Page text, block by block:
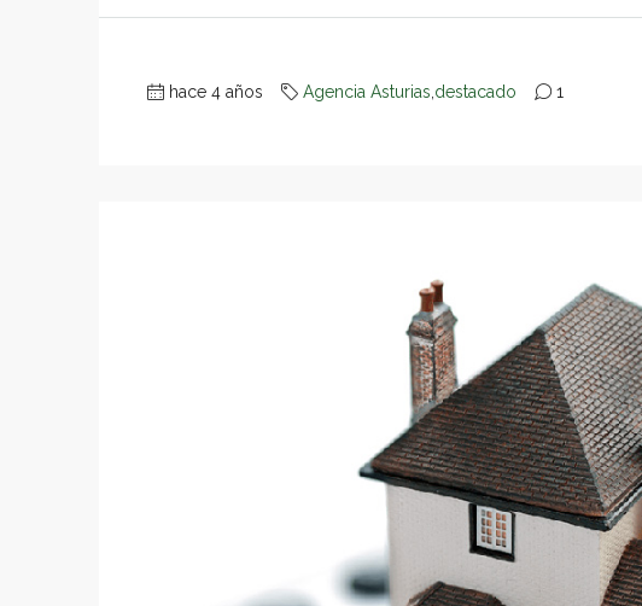
hace 4 años Agencia Asturias destacado 1